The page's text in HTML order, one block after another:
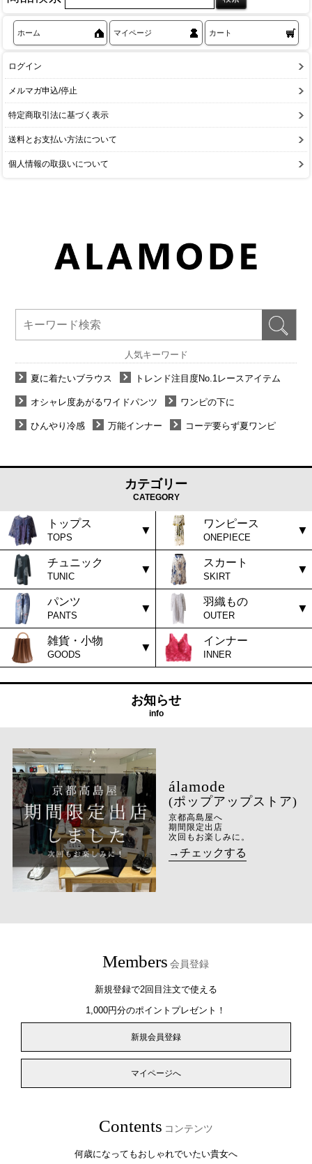
ホーム マイページ カート
ログイン
メルマガ申込/停止
特定商取引法に基づく表示
送料とお支払い方法について
個人情報の取扱いについて
人気キーワード
夏に着たいブラウス トレンド注目度No.1レースアイテム
オシャレ度あがるワイドパンツ ワンピの下に
ひんやり冷感 万能インナー コーデ要らず夏ワンピ
カテゴリー
CATEGORY
トップス
TOPS
ワンピース
ONEPIECE
チュニック
TUNIC
スカート
SKIRT
パンツ
PANTS
羽織もの
OUTER
雑貨・小物
GOODS
インナー
INNER
お知らせ
info
(ポップアップストア)
京都高島屋へ
期間限定出店
次回もお楽しみに。
→チェックする
Members 会員登録
新規登録で2回目注文で使える
1,000円分のポイントプレゼント！
新規会員登録
マイページへ
Contents コンテンツ
何歳になってもおしゃれでいたい貴女へ